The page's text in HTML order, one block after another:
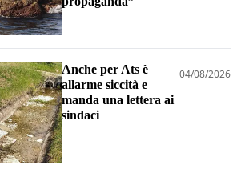
Anche per Ats è
allarme siccità e
manda una lettera ai
sindaci
04/08/2026